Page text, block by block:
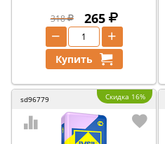
318 265
+
−
Купить
sd96779 Скидка 16%